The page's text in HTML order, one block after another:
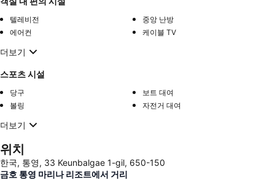
텔레비전
중앙 난방
에어컨
케이블 TV
더보기
스포츠 시설
당구
보트 대여
볼링
자전거 대여
더보기
위치
한국, 통영, 33 Keunbalgae 1-gil, 650-150
금호 통영 마리나 리조트에서 거리